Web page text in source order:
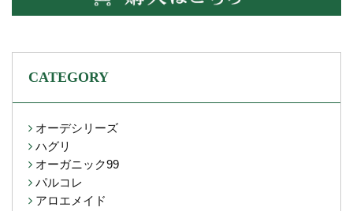
CATEGORY
オーデシリーズ
ハグリ
オーガニック99
パルコレ
アロエメイド